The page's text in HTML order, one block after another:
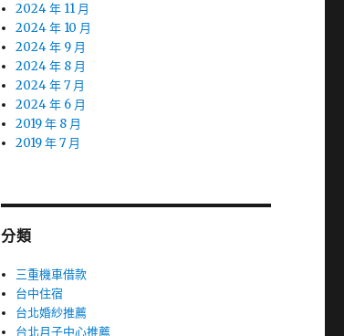
2024 年 11 月
2024 年 10 月
2024 年 9 月
2024 年 8 月
2024 年 7 月
2024 年 6 月
2019 年 8 月
2019 年 7 月
分類
三重機車借款
台中住宿
台北婚紗推薦
台北月子中心推薦